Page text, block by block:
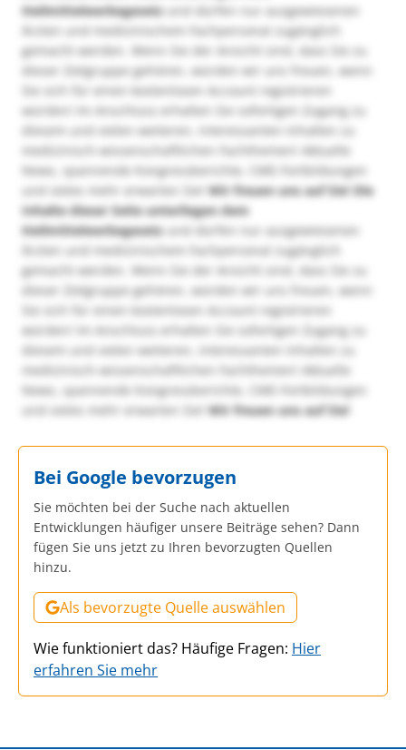
Heilmittelwerbegesetzund dürfen nur ausgewiesenen
Ärzten und medizinischem Fachpersonal zugänglich
gemacht werden. Wenn Sie der Ansicht sind, dass Sie zu
dieser Zielgruppe gehören, würden wir uns freuen, wenn
Sie sich für einen kostenlosen Account registrieren
würden! Im Anschluss erhalten Sie sofortigen Zugang zu
diesem und vielen weiteren, interessanten Inhalten zu
medizinisch-wissenschaftlichen Fachthemen! Aktuelle
News, spannende Kongressberichte, CME-Fortbildungen
und vieles mehr erwarten Sie!Wir freuen uns auf Sie! Die
Inhalte dieser Seite unterliegen dem
Heilmittelwerbegesetzund dürfen nur ausgewiesenen
Ärzten und medizinischem Fachpersonal zugänglich
gemacht werden. Wenn Sie der Ansicht sind, dass Sie zu
dieser Zielgruppe gehören, würden wir uns freuen, wenn
Sie sich für einen kostenlosen Account registrieren
würden! Im Anschluss erhalten Sie sofortigen Zugang zu
diesem und vielen weiteren, interessanten Inhalten zu
medizinisch-wissenschaftlichen Fachthemen! Aktuelle
News, spannende Kongressberichte, CME-Fortbildungen
und vieles mehr erwarten Sie!Wir freuen uns auf Sie!
Bei Google bevorzugen
Sie möchten bei der Suche nach aktuellen
Entwicklungen häufiger unsere Beiträge sehen? Dann
fügen Sie uns jetzt zu Ihren bevorzugten Quellen
hinzu.
Als bevorzugte Quelle auswählen
Wie funktioniert das? Häufige Fragen: Hier
erfahren Sie mehr